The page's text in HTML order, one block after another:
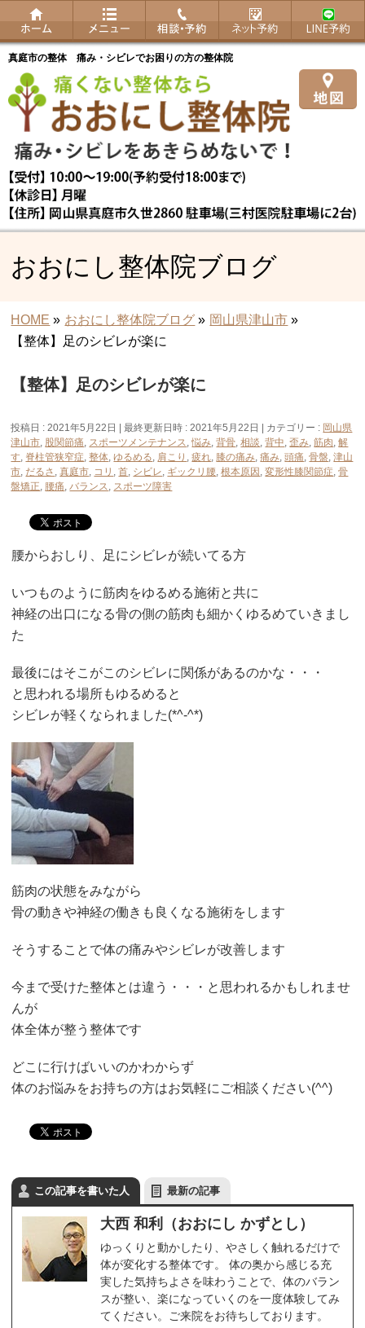
真庭市の整体 痛み・シビレでお困りの方の整体院
おおにし整体院ブログ
HOME » おおにし整体院ブログ » 岡山県津山市 »
【整体】足のシビレが楽に
【整体】足のシビレが楽に
投稿日 : 2021年5月22日 最終更新日時 : 2021年5月22日 カテゴリー : 岡山県
津山市, 股関節痛, スポーツメンテナンス,悩み,背骨,相談,背中,歪み,筋肉,解
す, 脊柱管狭窄症,整体,ゆるめる, 肩こり ,疲れ, 膝の痛み,痛み,頭痛,骨盤,津山
市, だるさ ,真庭市, コリ ,首, シビレ, ギックリ腰,根本原因 ,変形性膝関節症,骨
盤矯正, 腰痛,バランス, スポーツ障害
腰からおしり、足にシビレが続いてる方
いつものように筋肉をゆるめる施術と共に
神経の出口になる骨の側の筋肉も細かくゆるめていきまし
た
最後にはそこがこのシビレに関係があるのかな・・・
と思われる場所もゆるめると
シビレが軽くなられました(*^-^*)
筋肉の状態をみながら
骨の動きや神経の働きも良くなる施術をします
そうすることで体の痛みやシビレが改善します
今まで受けた整体とは違う・・・と思われるかもしれませ
んが
体全体が整う整体です
どこに行けばいいのかわからず
体のお悩みをお持ちの方はお気軽にご相談ください(^^)
この記事を書いた人 最新の記事
大西 和利（おおにし かずとし）
ゆっくりと動かしたり、やさしく触れるだけで
体が変化する整体です。 体の奥から感じる充
実した気持ちよさを味わうことで、体のバラン
スが整い、楽になっていくのを一度体験してみ
てください。ご来院をお待ちしております。